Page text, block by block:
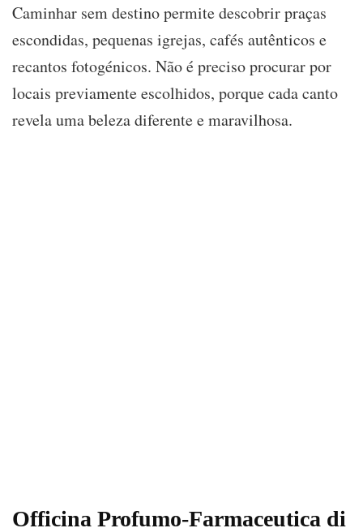
Caminhar sem destino permite descobrir praças
escondidas, pequenas igrejas, cafés autênticos e
recantos fotogénicos. Não é preciso procurar por
locais previamente escolhidos, porque cada canto
revela uma beleza diferente e maravilhosa.
Officina Profumo-Farmaceutica di